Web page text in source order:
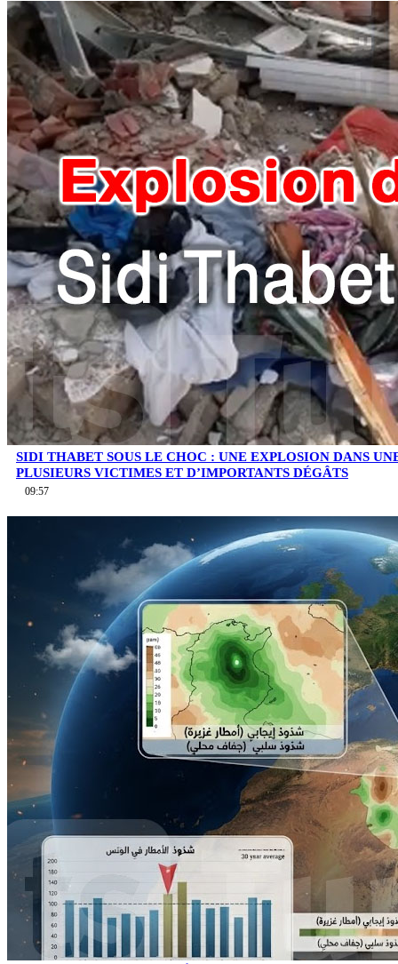
SIDI THABET SOUS LE CHOC : UNE EXPLOSION DANS
PLUSIEURS VICTIMES ET D’IMPORTANTS DÉGÂTS
09:57